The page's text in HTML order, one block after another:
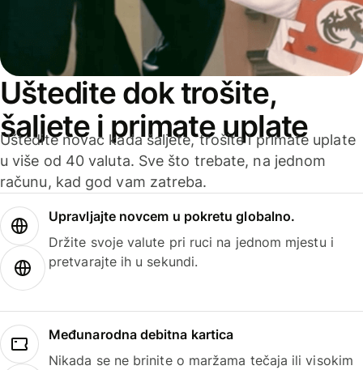
Uštedite dok trošite,
šaljete i primate uplate
Uštedite novac kada šaljete, trošite i primate uplate
u više od 40 valuta. Sve što trebate, na jednom
računu, kad god vam zatreba.
Upravljajte novcem u pokretu globalno.
Držite svoje valute pri ruci na jednom mjestu i
pretvarajte ih u sekundi.
Međunarodna debitna kartica
Nikada se ne brinite o maržama tečaja ili visokim